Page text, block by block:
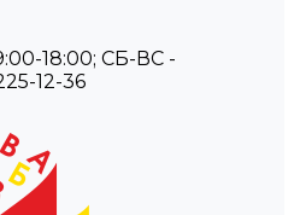
18:00; СБ-ВС -
12-36